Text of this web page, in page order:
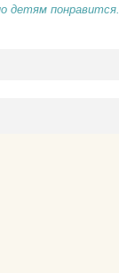
детям понравится.